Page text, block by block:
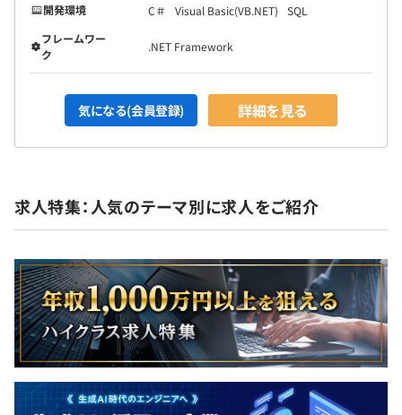
開発環境
C＃ Visual Basic(VB.NET)
SQL
フレームワー
ク
.NET Framework
気になる(会員登録) 詳細を見る
求人特集：人気のテーマ別に求人をご紹介